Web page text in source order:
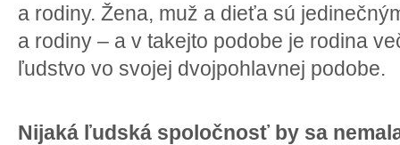
a rodiny. Žena, muž a dieťa sú
a rodiny – a v takejto podobe je rodina
ľudstvo vo svojej dvojpohlavnej podobe.
Nijaká ľudská spoločnosť by sa